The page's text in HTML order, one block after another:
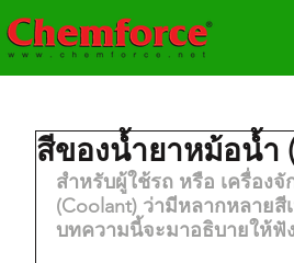
สีของน้ำยาหม้อน้ำ
สำหรับผู้ใช้รถ หรือ เครื่อง
(Coolant) ว่ามีหลากหลาย
บทความนี้จะมาอธิบายให้ฟั